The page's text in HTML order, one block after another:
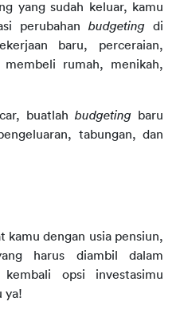
yang sudah keluar, kamu
perubahan budgeting di
baru, perceraian,
membeli rumah, menikah,
buatlah budgeting
baru
tabungan, dan
kamu dengan usia pensiun,
harus diambil dalam
kembali opsi investasimu
ya!